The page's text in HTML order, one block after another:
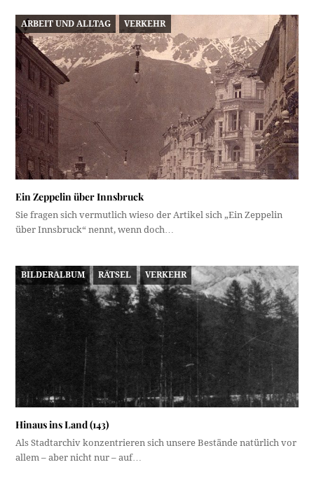
ARBEIT UND ALLTAG VERKEHR
Ein Zeppelin über Innsbruck
Sie fragen sich vermutlich wieso der Artikel sich „Ein Zeppelin
über Innsbruck“ nennt, wenn doch…
BILDERALBUM RÄTSEL VERKEHR
Hinaus ins Land (143)
Als Stadtarchiv konzentrieren sich unsere Bestände natürlich vor
allem – aber nicht nur – auf…